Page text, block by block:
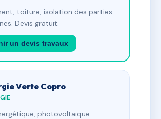
toiture, isolation des parties
Devis gratuit.
un devis travaux
Verte Copro
photovoltaïque